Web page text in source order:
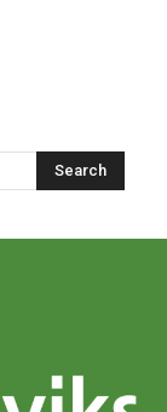
Search